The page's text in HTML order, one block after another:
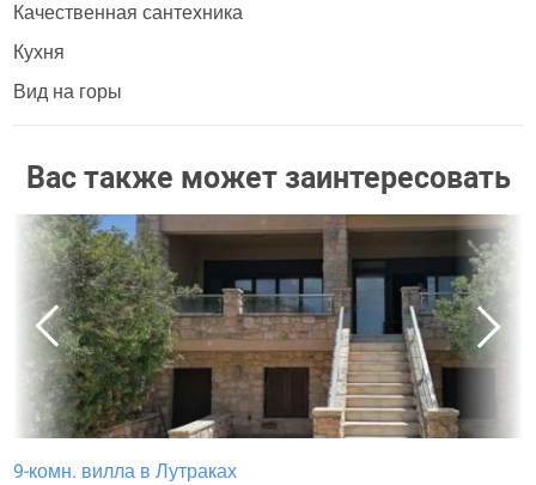
Качественная сантехника
Кухня
Вид на горы
Вас также может заинтересовать
9-комн. вилла в Лутраках